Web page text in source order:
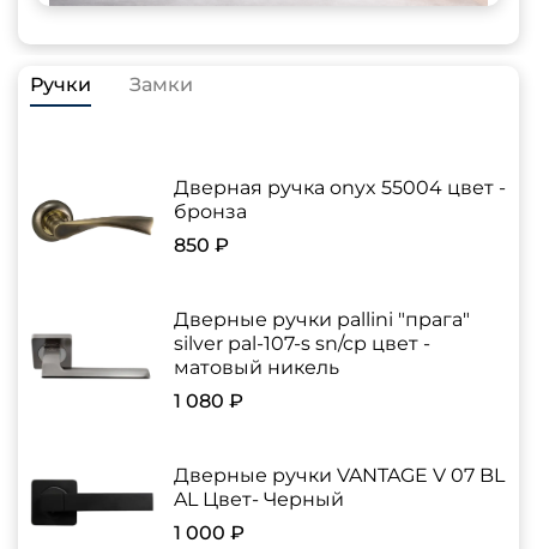
Ручки Замки
Дверная ручка onyx 55004 цвет -
бронза
850 ₽
Дверные ручки pallini "прага"
silver pal-107-s sn/cp цвет -
матовый никель
1 080 ₽
Дверные ручки VANTAGE V 07 BL
AL Цвет- Черный
1 000 ₽